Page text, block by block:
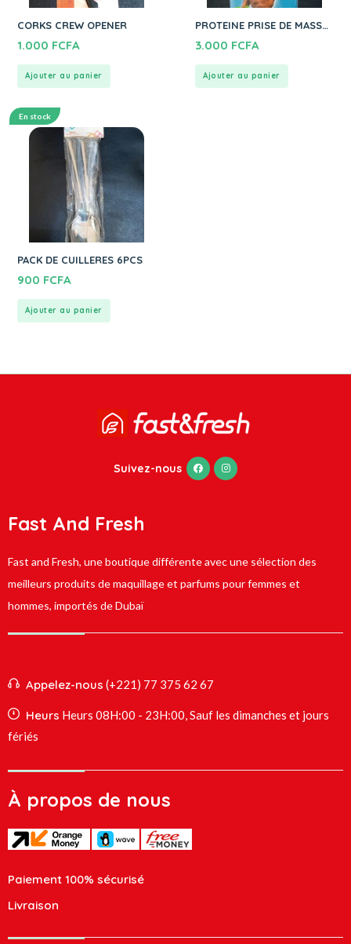
CORKS CREW OPENER
1.000 FCFA
Ajouter au panier
PROTEINE PRISE DE MASSE
3.000 FCFA
Ajouter au panier
En stock
PACK DE CUILLERES 6PCS
900 FCFA
Ajouter au panier
Suivez-nous
Fast And Fresh
Fast and Fresh, une boutique différente avec une sélection des
meilleurs produits de maquillage et parfums pour femmes et
hommes, importés de Dubaï
Appelez-nous (+221) 77 375 62 67
Heurs Heurs 08H:00 - 23H:00, Sauf les dimanches et jours
fériés
À propos de nous
Paiement 100% sécurisé
Livraison